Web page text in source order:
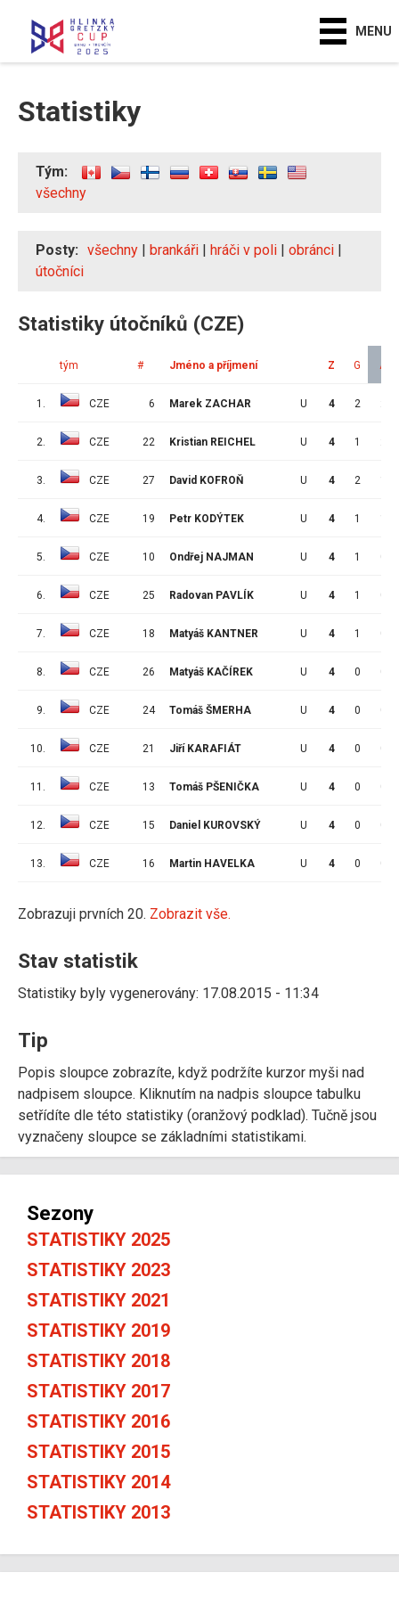
MENU
Statistiky
Tým:
všechny
Posty: všechny | brankáři | hráči v poli | obránci |
útočníci
Statistiky útočníků (CZE)
tým # Jméno a příjmení Z G A
1. CZE 6 Marek ZACHAR U 4 2 2
2. CZE 22 Kristian REICHEL U 4 1 2
3. CZE 27 David KOFROŇ U 4 2
4. CZE 19 Petr KODÝTEK U 4 1
5. CZE 10 Ondřej NAJMAN U 4 1 0
6. CZE 25 Radovan PAVLÍK U 4 1 0
7. CZE 18 Matyáš KANTNER U 4 1 0
8. CZE 26 Matyáš KAČÍREK U 4 0 0
9. CZE 24 Tomáš ŠMERHA U 4 0 0
10. CZE 21 Jiří KARAFIÁT U 4 0 0
11. CZE 13 Tomáš PŠENIČKA U 4 0 0
12. CZE 15 Daniel KUROVSKÝ U 4 0 0
13. CZE 16 Martin HAVELKA U 4 0 0
Zobrazuji prvních 20. Zobrazit vše.
Stav statistik
Statistiky byly vygenerovány: 17.08.2015 - 11:34
Tip
Popis sloupce zobrazíte, když podržíte kurzor myši nad
nadpisem sloupce. Kliknutím na nadpis sloupce tabulku
setřídíte dle této statistiky (oranžový podklad). Tučně jsou
vyznačeny sloupce se základními statistikami.
Sezony
STATISTIKY 2025
STATISTIKY 2023
STATISTIKY 2021
STATISTIKY 2019
STATISTIKY 2018
STATISTIKY 2017
STATISTIKY 2016
STATISTIKY 2015
STATISTIKY 2014
STATISTIKY 2013